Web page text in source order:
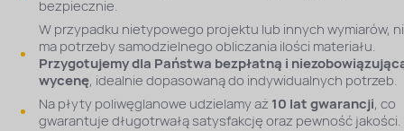
bezpiecznie.
W przypadku nietypowego projektu lub innych wymiarów,
ma potrzeby samodzielnego obliczania ilości materiału.
Przygotujemy dla Państwa bezpłatną i
wycenę, idealnie dopasowaną do indywidualnych potrzeb.
Na płyty poliwęglanowe udzielamy aż 10 lat gwarancji, co
gwarantuje długotrwałą satysfakcję oraz pewność jakości.